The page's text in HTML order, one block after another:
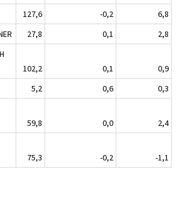
127,6 -0,2
6,8
27,8 0,1
2,8
102,2 0,1
0,9
5,2 0,6
0,3
59,8 0,0
2,4
75,3 -0,2 -1,1